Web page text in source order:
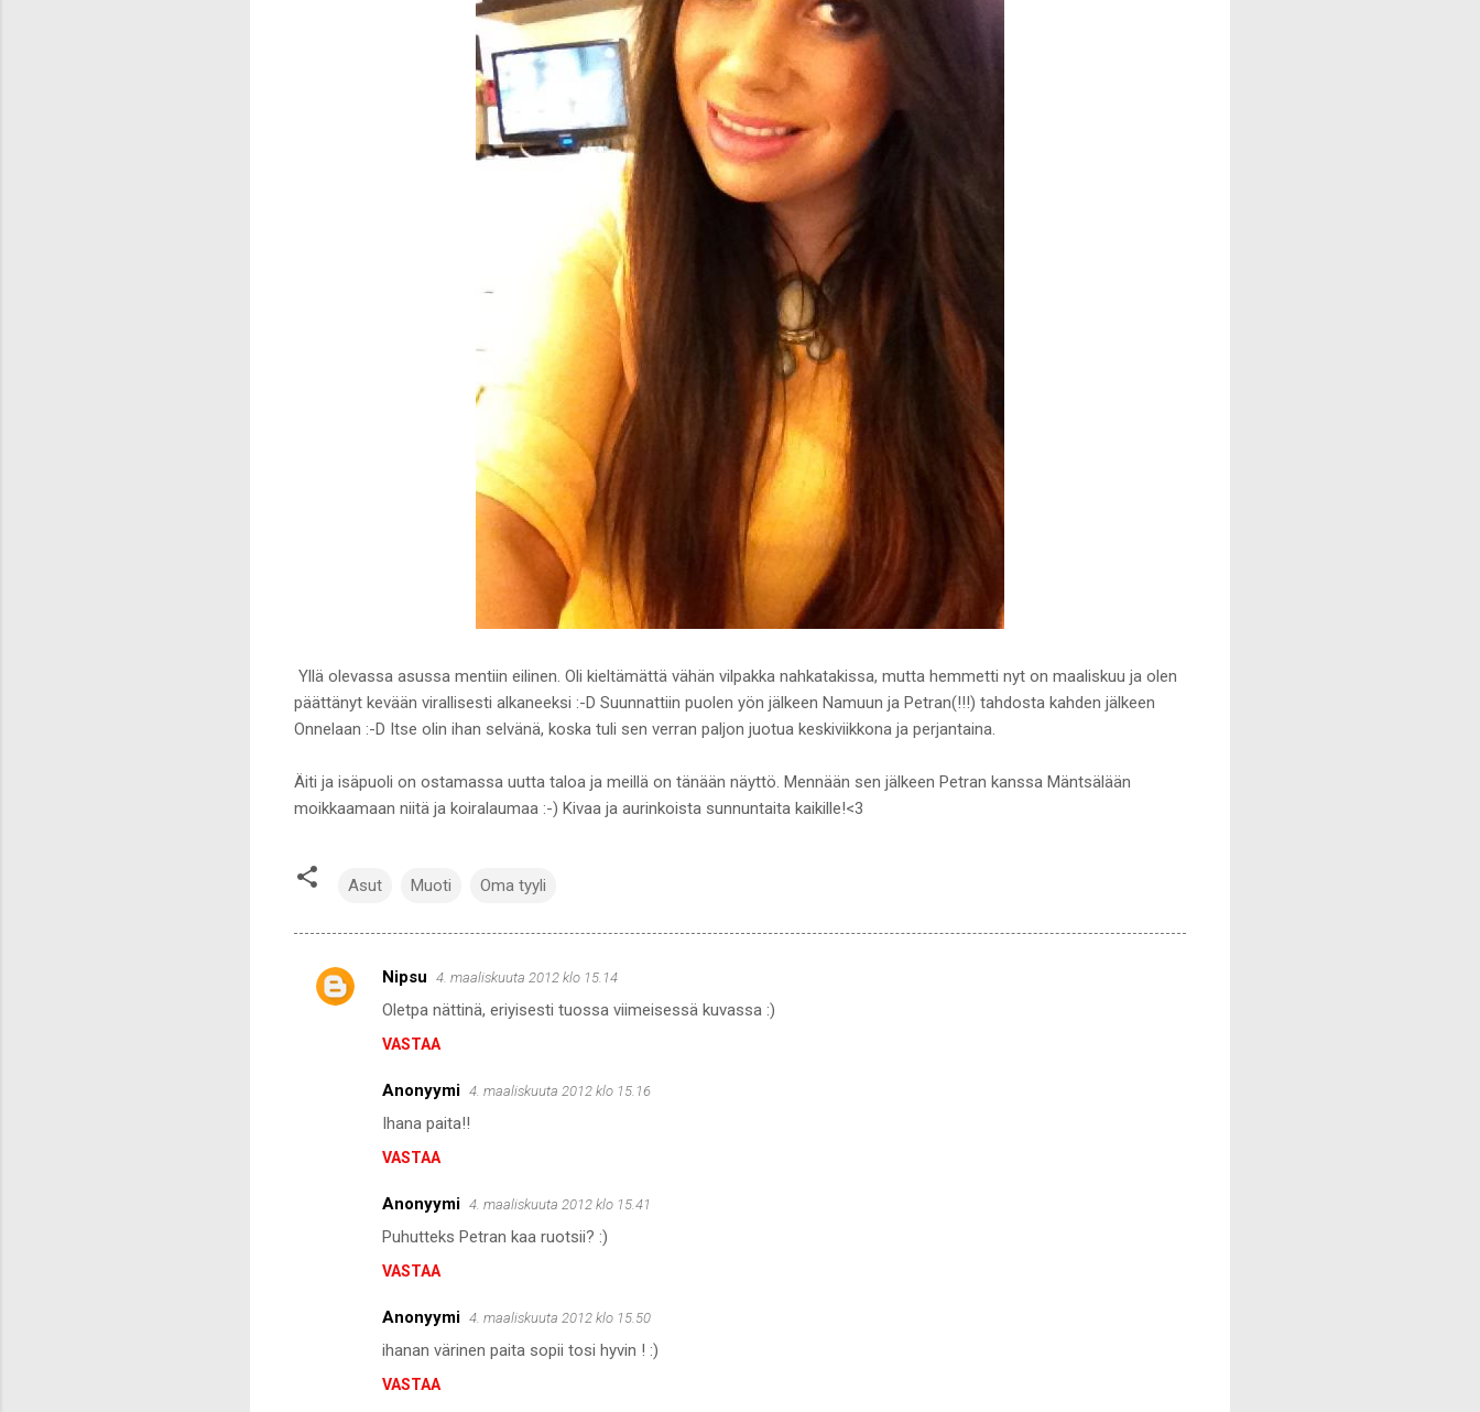
Yllä olevassa asussa mentiin eilinen. Oli kieltämättä vähän vilpakka nahkatakissa, mutta hemmetti nyt on maaliskuu ja olen
päättänyt kevään virallisesti alkaneeksi :-D Suunnattiin puolen yön jälkeen Namuun ja Petran(!!!) tahdosta kahden jälkeen
Onnelaan :-D Itse olin ihan selvänä, koska tuli sen verran paljon juotua keskiviikkona ja perjantaina.
Äiti ja isäpuoli on ostamassa uutta taloa ja meillä on tänään näyttö. Mennään sen jälkeen Petran kanssa Mäntsälään
moikkaamaan niitä ja koiralaumaa :-) Kivaa ja aurinkoista sunnuntaita kaikille!<3
Asut Muoti Oma tyyli
K
Nipsu 4. maaliskuuta 2012 klo 15.14
Oletpa nättinä, eriyisesti tuossa viimeisessä kuvassa :)
VASTAA
Anonyymi 4. maaliskuuta 2012 klo 15.16
Ihana paita!!
VASTAA
Anonyymi 4. maaliskuuta 2012 klo 15.41
Puhutteks Petran kaa ruotsii? :)
VASTAA
Anonyymi 4. maaliskuuta 2012 klo 15.50
ihanan värinen paita sopii tosi hyvin ! :)
VASTAA